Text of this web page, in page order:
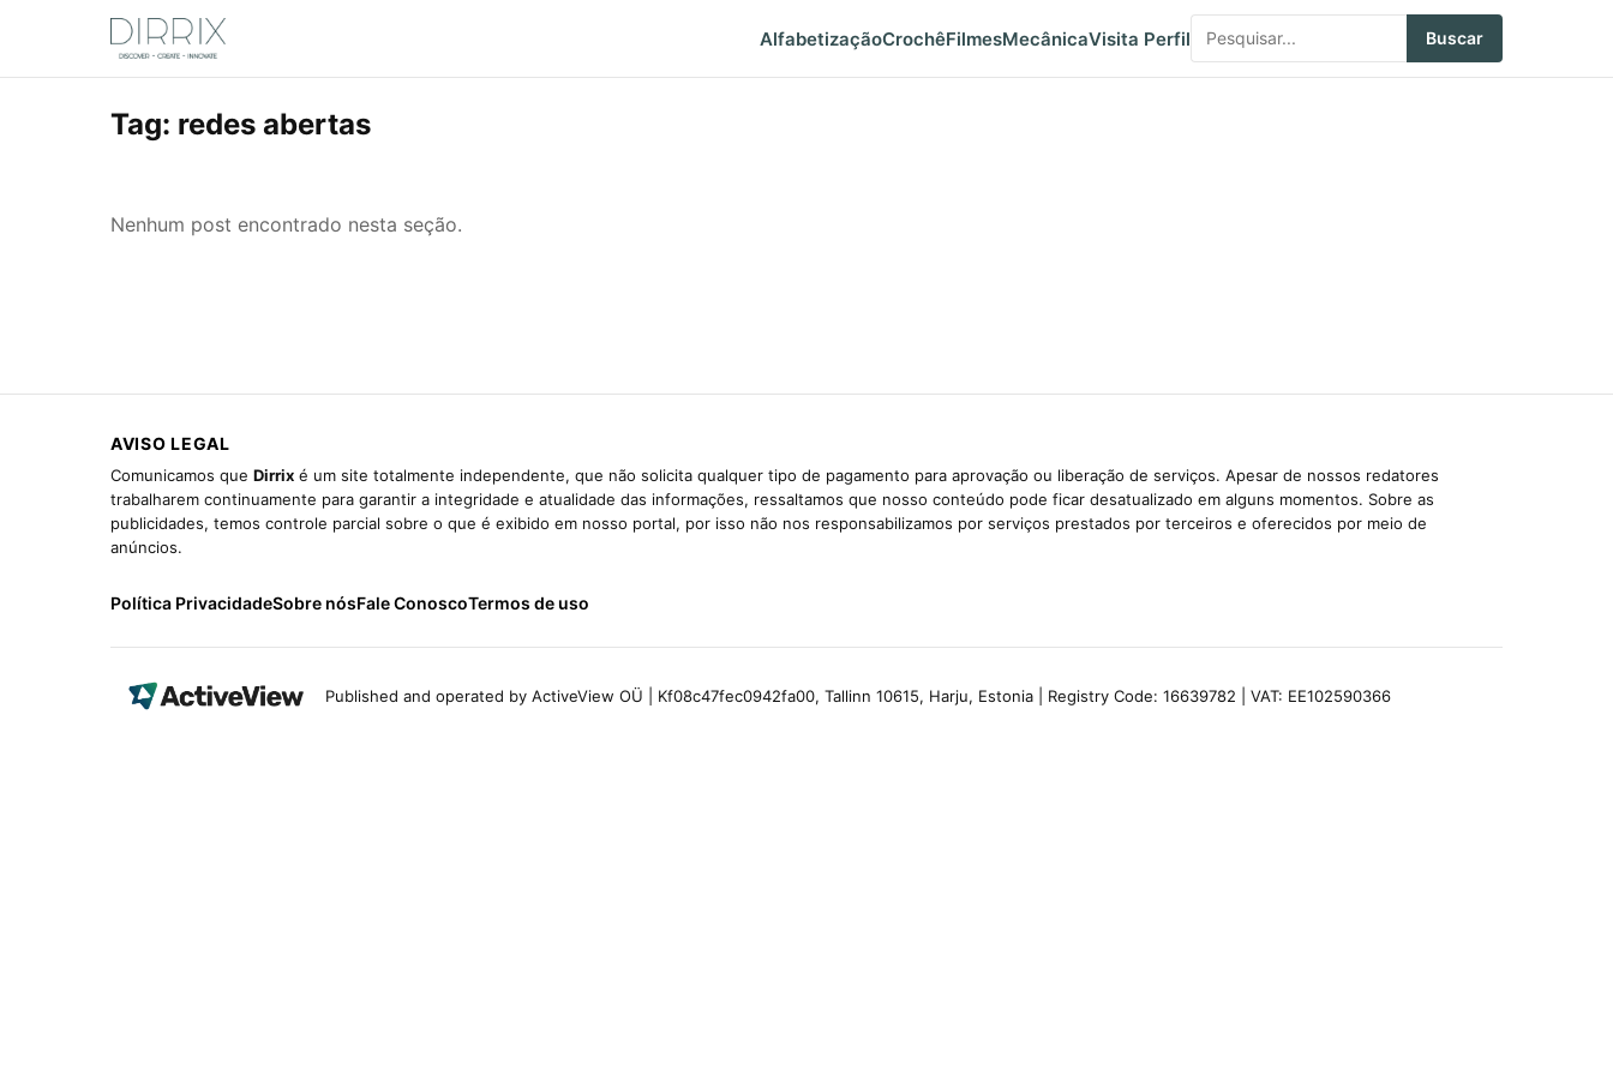
AlfabetizaçãoCrochêFilmesMecânicaVisita Perfil Buscar
Tag: redes abertas
Nenhum post encontrado nesta seção.
AVISO LEGAL
Comunicamos que Dirrix é um site totalmente independente, que não solicita qualquer tipo de pagamento para aprovação ou liberação de serviços. Apesar de nossos redatores
trabalharem continuamente para garantir a integridade e atualidade das informações, ressaltamos que nosso conteúdo pode ficar desatualizado em alguns momentos. Sobre as
publicidades, temos controle parcial sobre o que é exibido em nosso portal, por isso não nos responsabilizamos por serviços prestados por terceiros e oferecidos por meio de
anúncios.
Política PrivacidadeSobre nósFale ConoscoTermos de uso
Published and operated by ActiveView OÜ | Kf08c47fec0942fa00, Tallinn 10615, Harju, Estonia | Registry Code: 16639782 | VAT: EE102590366